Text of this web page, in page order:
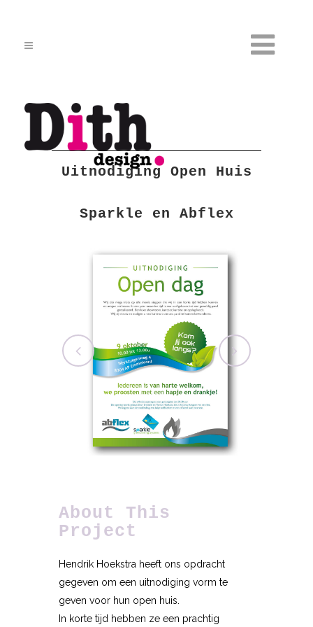
Uitnodiging Open Huis
Sparkle en Abflex
About This
Project
Hendrik Hoekstra heeft ons opdracht
gegeven om een uitnodiging vorm te
geven voor hun open huis.
In korte tijd hebben ze een prachtig